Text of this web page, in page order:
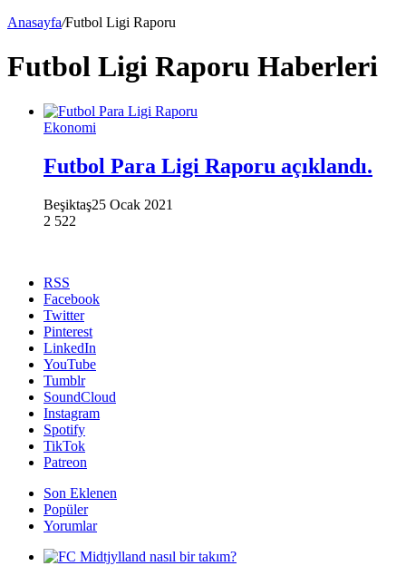
Anasayfa/Futbol Ligi Raporu
Futbol Ligi Raporu Haberleri
Ekonomi
Futbol Para Ligi Raporu açıklandı.
Beşiktaş25 Ocak 2021
2 522
RSS
Facebook
Twitter
Pinterest
LinkedIn
YouTube
Tumblr
SoundCloud
Instagram
Spotify
TikTok
Patreon
Son Eklenen
Popüler
Yorumlar